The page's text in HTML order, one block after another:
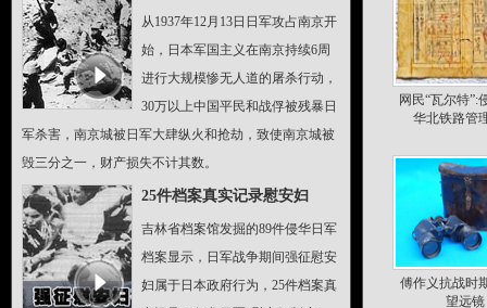
从1937年12月13日日军攻占南京开
始，日本军国主义在南京持续6周
进行大规模惨无人道的屠杀行动，
30万以上中国平民和战俘被残暴日
军杀害，南京城被日军大肆纵火和抢劫，致使南京城被
毁三分之一，财产损失不计其数。
25件档案真实记录慰安妇
吉林省档案馆发掘的89件侵华日军
档案显示，日军战争期间强征慰安
妇属于日本政府行为，25件档案真
网民“瓦尔特”:
华北铁路管
傅作义抗战时
望远镜